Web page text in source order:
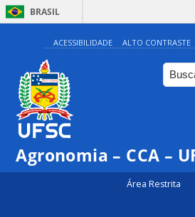
BRASIL
ACESSIBILIDADE ALTO CONTRASTE
Agronomia – CCA –
Área Restrita